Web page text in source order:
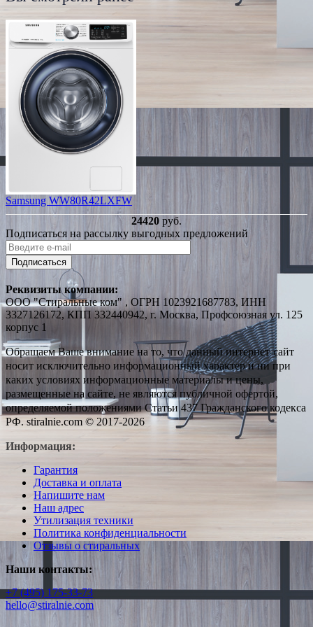
Samsung WW80R42LXFW
24420 руб.
Подписаться на рассылку выгодных предложений
Подписаться
Реквизиты компании:
ООО "Стиральные ком" , ОГРН 1023921687783, ИНН
3327126172, КПП 332440942, г. Москва, Профсоюзная ул. 125
корпус 1
Обращаем Ваше внимание на то, что данный интернет-сайт
носит исключительно информационный характер и ни при
каких условиях информационные материалы и цены,
размещенные на сайте, не являются публичной офертой,
определяемой положениями Статьи 437 Гражданского кодекса
РФ. stiralnie.com © 2017-2026
Информация:
Гарантия
Доставка и оплата
Напишите нам
Наш адрес
Утилизация техники
Политика конфиденциальности
Отзывы о стиральных
Наши контакты:
+7 (495) 175-33-73
hello@stiralnie.com